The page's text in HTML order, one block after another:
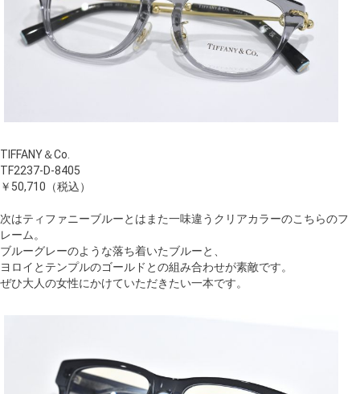
TIFFANY＆Co.
TF2237-D-8405
￥50,710（税込）
次はティファニーブルーとはまた一味違うクリアカラーのこちらのフ
レーム。
ブルーグレーのような落ち着いたブルーと、
ヨロイとテンプルのゴールドとの組み合わせが素敵です。
ぜひ大人の女性にかけていただきたい一本です。